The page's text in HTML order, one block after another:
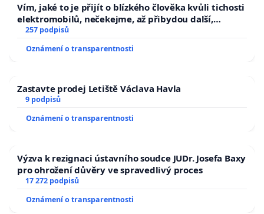
Vím, jaké to je přijít o blízkého člověka kvůli tichosti
elektromobilů, nečekejme, až přibydou další,
zaveďme slyšitelná auta!
257 podpisů
Oznámení o transparentnosti
Zastavte prodej Letiště Václava Havla
9 podpisů
Oznámení o transparentnosti
Výzva k rezignaci ústavního soudce JUDr. Josefa Baxy
pro ohrožení důvěry ve spravedlivý proces
17 272 podpisů
Oznámení o transparentnosti